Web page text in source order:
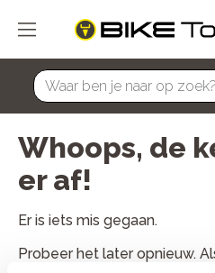
home
Whoops, de
er af!
Er is iets mis gegaan.
Probeer het later opnieuw.